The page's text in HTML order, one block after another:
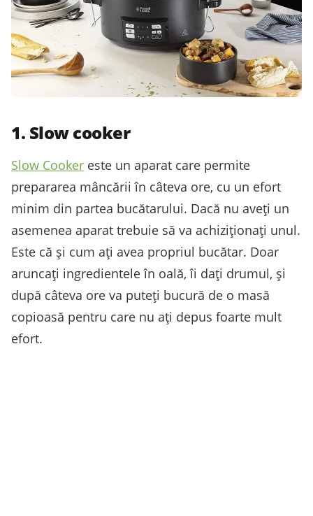
1. Slow cooker
Slow Cooker este un aparat care permite
prepararea mâncării în câteva ore, cu un efort
minim din partea bucătarului. Dacă nu aveți un
asemenea aparat trebuie să va achiziționați unul.
Este că și cum ați avea propriul bucătar. Doar
aruncați ingredientele în oală, îi dați drumul, și
după câteva ore va puteți bucură de o masă
copioasă pentru care nu ați depus foarte mult
efort.